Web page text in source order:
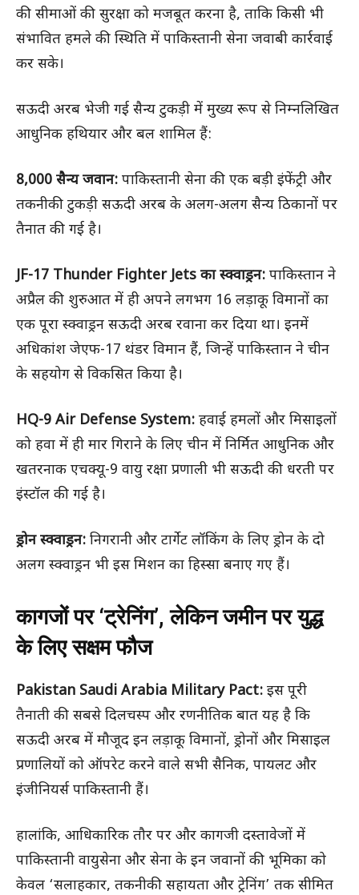
की सीमाओं की सुरक्षा को मजबूत करना है, ताकि किसी भी
संभावित हमले की स्थिति में पाकिस्तानी सेना जवाबी कार्रवाई
कर सके।
सऊदी अरब भेजी गई सैन्य टुकड़ी में मुख्य रूप से निम्नलिखित
आधुनिक हथियार और बल शामिल हैं:
8,000 सैन्य जवान: पाकिस्तानी सेना की एक बड़ी इंफेंट्री और
तकनीकी टुकड़ी सऊदी अरब के अलग-अलग सैन्य ठिकानों पर
तैनात की गई है।
JF-17 Thunder Fighter Jets का स्क्वाड्रन: पाकिस्तान ने
अप्रैल की शुरुआत में ही अपने लगभग 16 लड़ाकू विमानों का
एक पूरा स्क्वाड्रन सऊदी अरब रवाना कर दिया था। इनमें
अधिकांश जेएफ-17 थंडर विमान हैं, जिन्हें पाकिस्तान ने चीन
के सहयोग से विकसित किया है।
HQ-9 Air Defense System: हवाई हमलों और मिसाइलों
को हवा में ही मार गिराने के लिए चीन में निर्मित आधुनिक और
खतरनाक एचक्यू-9 वायु रक्षा प्रणाली भी सऊदी की धरती पर
इंस्टॉल की गई है।
ड्रोन स्क्वाड्रन: निगरानी और टार्गेट लॉकिंग के लिए ड्रोन के दो
अलग स्क्वाड्रन भी इस मिशन का हिस्सा बनाए गए हैं।
कागजों पर ‘ट्रेनिंग’, लेकिन जमीन पर युद्ध
के लिए सक्षम फौज
Pakistan Saudi Arabia Military Pact: इस पूरी
तैनाती की सबसे दिलचस्प और रणनीतिक बात यह है कि
सऊदी अरब में मौजूद इन लड़ाकू विमानों, ड्रोनों और मिसाइल
प्रणालियों को ऑपरेट करने वाले सभी सैनिक, पायलट और
इंजीनियर्स पाकिस्तानी हैं।
हालांकि, आधिकारिक तौर पर और कागजी दस्तावेजों में
पाकिस्तानी वायुसेना और सेना के इन जवानों की भूमिका को
केवल ‘सलाहकार, तकनीकी सहायता और ट्रेनिंग’ तक सीमित